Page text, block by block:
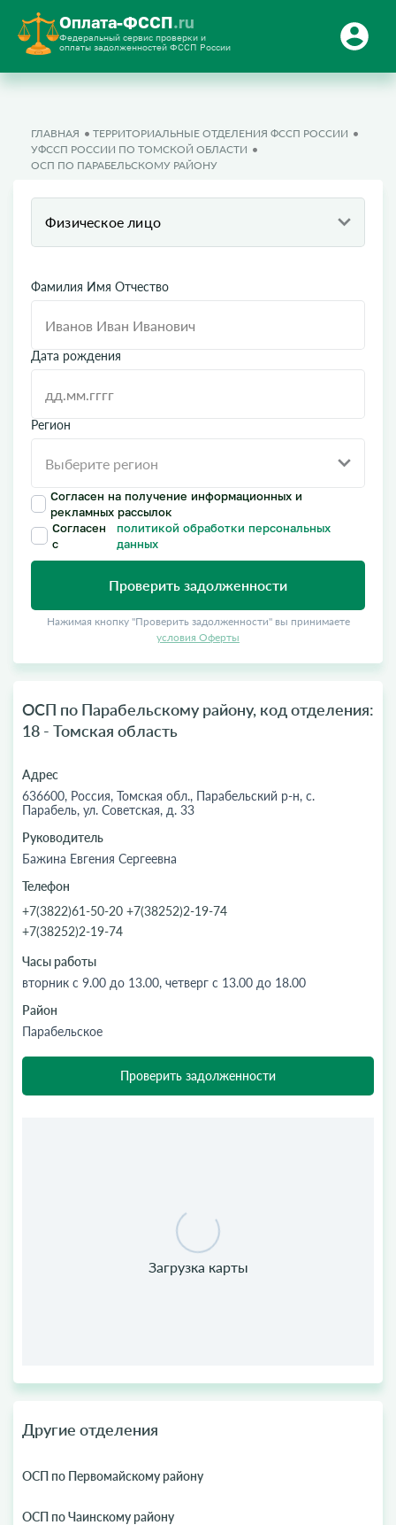
Оплата-ФССП.ru
Федеральный сервис проверки и
оплаты задолженностей ФССП России
ГЛАВНАЯ
ТЕРРИТОРИАЛЬНЫЕ ОТДЕЛЕНИЯ ФССП РОССИИ
УФССП РОССИИ ПО ТОМСКОЙ ОБЛАСТИ
ОСП ПО ПАРАБЕЛЬСКОМУ РАЙОНУ
Физическое лицо
Фамилия Имя Отчество
Дата рождения
Регион
Согласен на получение информационных и
рекламных рассылок
Согласен
с
политикой обработки персональных
данных
Проверить задолженности
Нажимая кнопку "Проверить задолженности" вы принимаете
условия Оферты
ОСП по Парабельскому району, код отделения:
18 - Томская область
Адрес
636600, Россия, Томская обл., Парабельский р-н, с.
Парабель, ул. Советская, д. 33
Руководитель
Бажина Евгения Сергеевна
Телефон
+7(3822)61-50-20 +7(38252)2-19-74
+7(38252)2-19-74
Часы работы
вторник с 9.00 до 13.00, четверг с 13.00 до 18.00
Район
Парабельское
Проверить задолженности
Другие отделения
ОСП по Первомайскому району
ОСП по Чаинскому району